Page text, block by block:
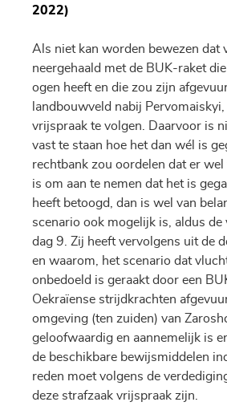
2022)
Als niet kan worden bewezen dat
neergehaald met de BUK-raket
ogen heeft en die zou zijn
landbouwveld nabij
vrijspraak te volgen. Daarvoor is
vast te staan hoe het dan wél is
rechtbank zou oordelen dat er
is om aan te nemen dat het is
heeft betoogd, dan is wel van
scenario ook mogelijk is, aldus
dag 9. Zij heeft vervolgens uit de
en waarom, het scenario dat
onbedoeld is geraakt door een
Oekraïense strijdkrachten
omgeving (ten zuiden) van
geloofwaardig en aannemelijk is
de beschikbare bewijsmiddelen
reden moet volgens de
deze strafzaak vrijspraak zijn.